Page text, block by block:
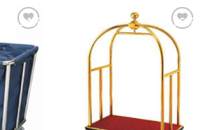
8,200,000₫.
-14%
wishlist
-16%
Add to
wishlist